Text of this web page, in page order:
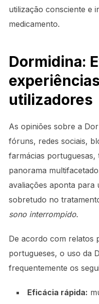
utilização consciente e
medicamento.
Dormidina:
utilizadores
As opiniões sobre a
fóruns, redes sociais,
farmácias
panorama
avaliações aponta para
sobretudo no
sono interrompido.
De acordo com relatos
portugueses, o uso da
frequentemente os
Eficácia rápida: